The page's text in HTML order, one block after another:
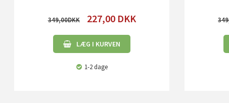
349,00 227,00 DKK
LÆG I KURVEN
1-2 dage